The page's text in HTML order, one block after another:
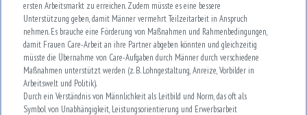
ersten Arbeitsmarkt zu erreichen. Zudem müsste es eine bessere
Unterstützung geben, damit Männer vermehrt Teilzeitarbeit in Anspruch
nehmen. Es brauche eine Förderung von Maßnahmen und Rahmenbedingungen,
damit Frauen Care-Arbeit an ihre Partner abgeben könnten und gleichzeitig
müsste die Übernahme von Care-Aufgaben durch Männer durch verschiedene
Maßnahmen unterstützt werden (z. B. Lohngestaltung, Anreize, Vorbilder in
Arbeitswelt und Politik).
Durch ein Verständnis von Männlichkeit als Leitbild und Norm, das oft als
Symbol von Unabhängigkeit, Leistungsorientierung und Erwerbsarbeit